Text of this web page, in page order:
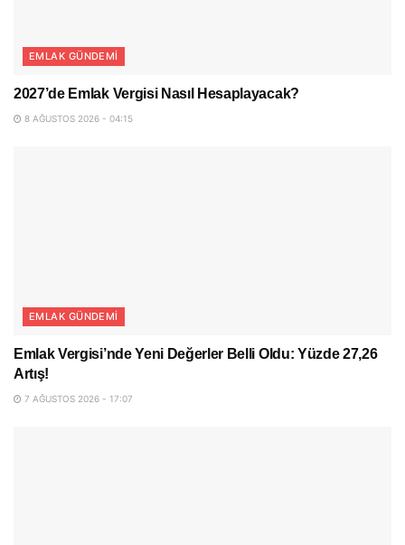
EMLAK GÜNDEMI
2027’de Emlak Vergisi Nasıl Hesaplayacak?
8 AĞUSTOS 2026 - 04:15
EMLAK GÜNDEMI
Emlak Vergisi’nde Yeni Değerler Belli Oldu: Yüzde 27,26
Artış!
7 AĞUSTOS 2026 - 17:07